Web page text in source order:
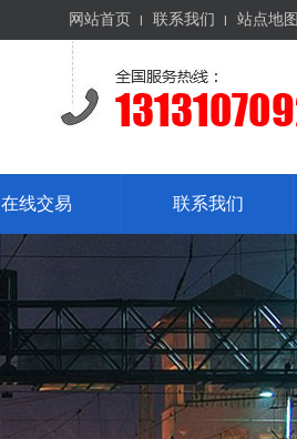
网站首页 联系我们 站点地图
在线交易 联系我们